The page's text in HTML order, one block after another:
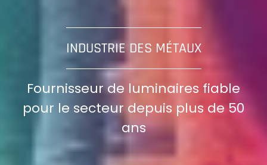
INDUSTRIE DES MÉTAUX
Fournisseur de luminaires fiable
pour le secteur depuis plus de 50
ans